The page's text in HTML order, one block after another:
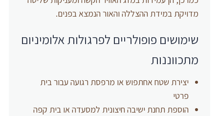
מדויקת במידת ההצללה והאור הנמצא בפנים.
שימושים פופולריים לפרגולות אלומיניום
מתכווננות
יצירת שטח אחתפוש או מרפסת רגועה עבור בית
פרטי
הוספת תחנת ישיבה חיצונית למסעדה או בית קפה